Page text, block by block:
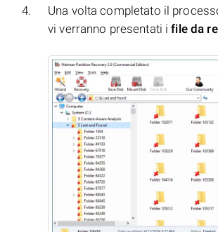
Una volta completato il
vi verranno presentati ifile da